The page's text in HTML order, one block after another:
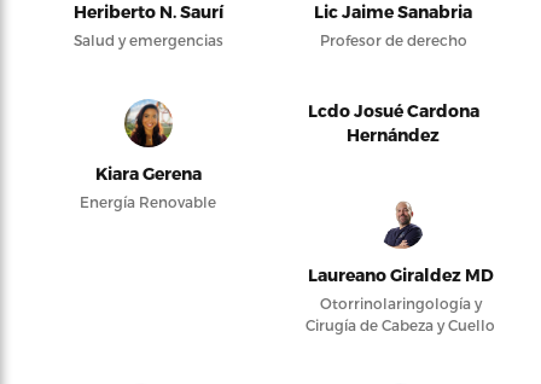
Heriberto N. Saurí
Salud y emergencias
Lic Jaime Sanabria
Profesor de derecho
Kiara Gerena
Energía Renovable
Lcdo Josué Cardona
Hernández
Laureano Giraldez MD
Otorrinolaringología y
Cirugía de Cabeza y Cuello